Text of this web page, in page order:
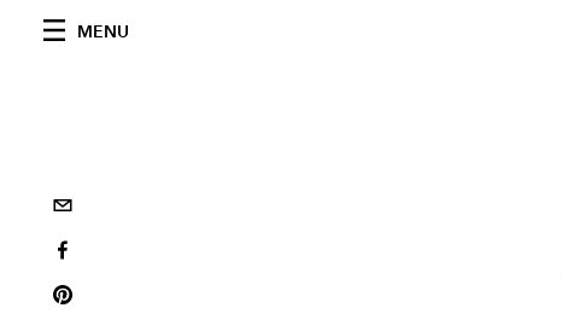
MENU